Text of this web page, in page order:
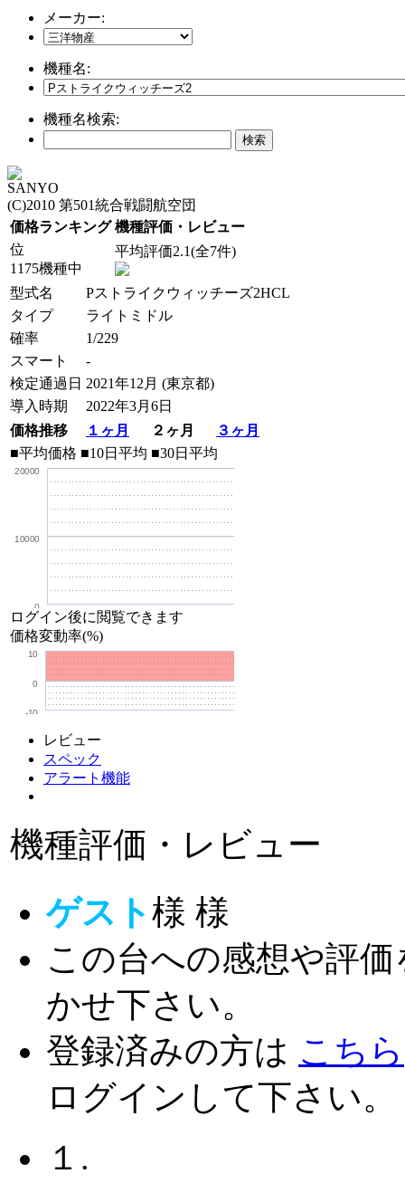
メーカー:
機種名:
機種名検索:
SANYO
(C)2010 第501統合戦闘航空団
価格ランキング 機種評価・レビュー
位
1175機種中
平均評価2.1(全7件)
型式名
Pストライクウィッチーズ2HCL
タイプ
ライトミドル
確率
1/229
スマート
-
検定通過日 2021年12月 (東京都)
導入時期
2022年3月6日
価格推移
１ヶ月 ２ヶ月
３ヶ月
■平均価格 ■10日平均 ■30日平均
0
10000
20000
ログイン後に閲覧できます
価格変動率(%)
-10
0
10
レビュー
スペック
アラート機能
機種評価・レビュー
ゲスト様 様
この台への感想や評価
かせ下さい。
登録済みの方は こちら
ログインして下さい。
１.